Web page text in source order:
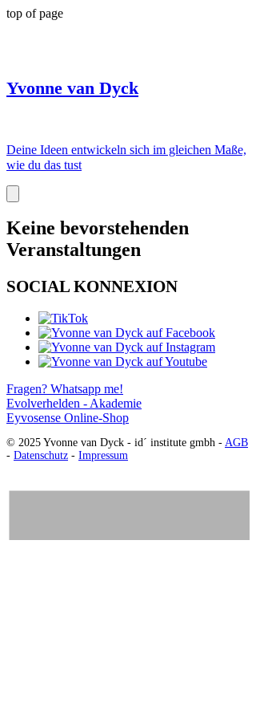
top of page
Yvonne van Dyck
Deine Ideen entwickeln sich im gleichen Maße,
wie du das tust
Keine bevorstehenden
Veranstaltungen
SOCIAL KONNEXION
Fragen? Whatsapp me!
Evolverhelden - Akademie
Eyvosense Online-Shop
© 2025 Yvonne van Dyck - id´ institute gmbh - AGB
- Datenschutz - Impressum